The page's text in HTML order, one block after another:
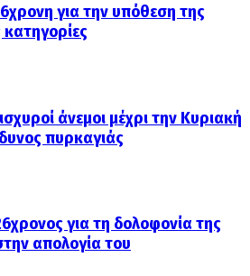
για την υπόθεση της
κατηγορίες
άνεμοι μέχρι την Κυριακή
πυρκαγιάς
για τη δολοφονία της
απολογία του